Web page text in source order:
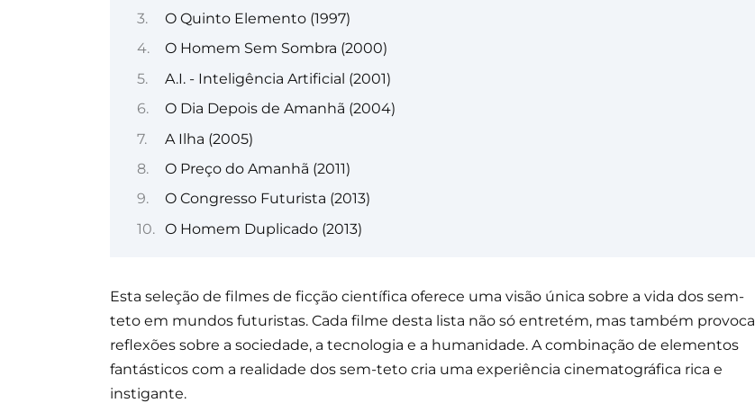
O Quinto Elemento (1997)
O Homem Sem Sombra (2000)
A.I. - Inteligência Artificial (2001)
O Dia Depois de Amanhã (2004)
A Ilha (2005)
O Preço do Amanhã (2011)
O Congresso Futurista (2013)
O Homem Duplicado (2013)
Esta seleção de filmes de ficção científica oferece uma visão única sobre a vida dos sem-
teto em mundos futuristas. Cada filme desta lista não só entretém, mas também provoca
reflexões sobre a sociedade, a tecnologia e a humanidade. A combinação de elementos
fantásticos com a realidade dos sem-teto cria uma experiência cinematográfica rica e
instigante.